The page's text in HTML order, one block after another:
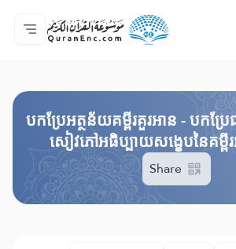
ទំព័រ​ដេីម
មាតិកានៃការបកប្រែ
Audio
សេវាកម្មសម្រាប់អ្នកអភិវឌ្ឍន៍ - API
អំពី​គម្រោង
ទំនាក់ទំងមកកាន់យើងខ្ញុំ
ភាសា
បកប្រែអត្ថន័យគម្ពីរគួរអាន - បកប្រ
សៀវភៅអធិប្បាយសង្ខេបនៃគម្ពី
Share